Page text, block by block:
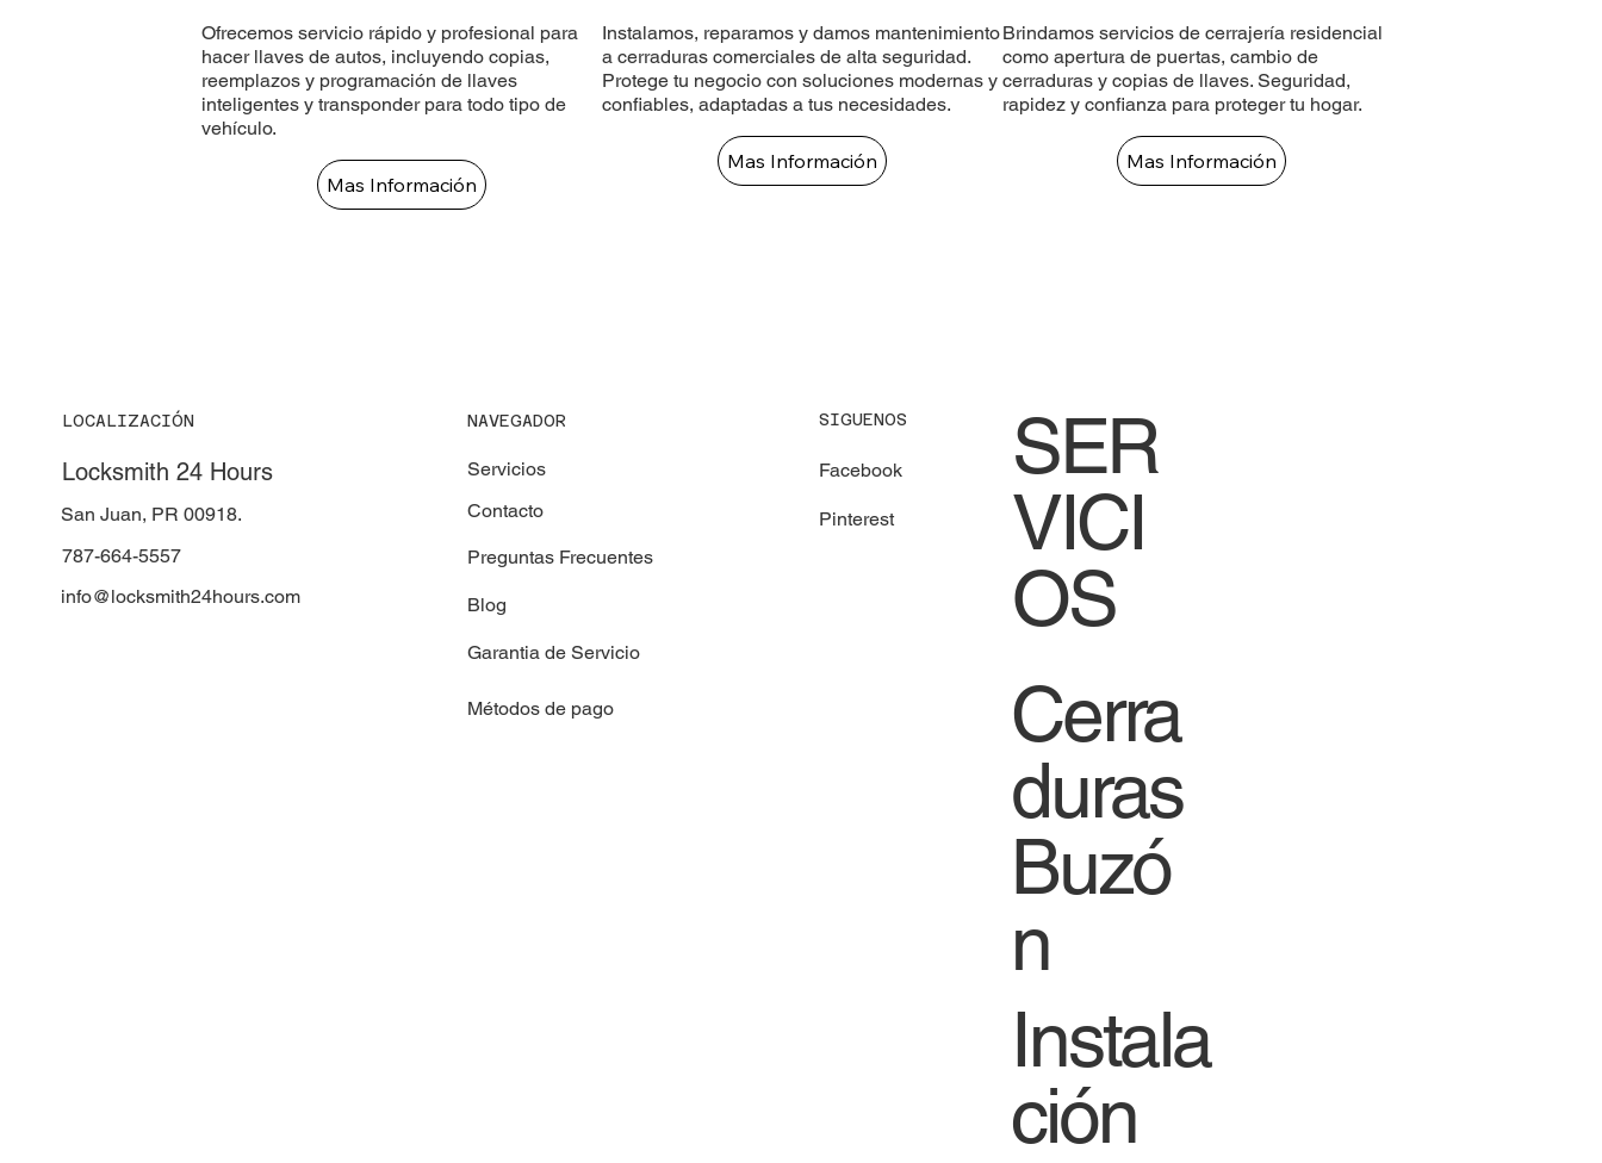
Ofrecemos servicio rápido y profesional para
hacer llaves de autos, incluyendo copias,
reemplazos y programación de llaves
inteligentes y transponder para todo tipo de
vehículo.
Mas Información
Instalamos, reparamos y damos mantenimiento
a cerraduras comerciales de alta seguridad.
Protege tu negocio con soluciones modernas y
confiables, adaptadas a tus necesidades.
Mas Información
Brindamos servicios de cerrajería residencial
como apertura de puertas, cambio de
cerraduras y copias de llaves. Seguridad,
rapidez y confianza para proteger tu hogar.
Mas Información
LOCALIZACIÓN
Locksmith 24 Hours
San Juan, PR 00918.
787-664-5557
info@locksmith24hours.com
NAVEGADOR
Servicios
Contacto
Preguntas Frecuentes
Blog
Garantia de Servicio
Métodos de pago
SIGUENOS
Facebook
Pinterest
SER
VICI
OS
Cerra
duras
Buzó
n
Instala
ción